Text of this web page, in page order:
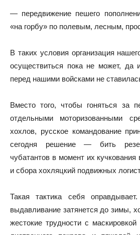
— передвижение пешего
«на горбу» по полевым, лесным,
В таких условия организация
осуществиться пока не может, да
перед нашими войсками не
Вместо того, чтобы гоняться за
отдельными моторизованными
хохлов, русское командование
сегодня решение — бить
чубатантов в момент их кучкования
и сбора хохляцкий подвижных
Такая тактика себя
выдавливание затянется до зимы,
жестокие трудности с